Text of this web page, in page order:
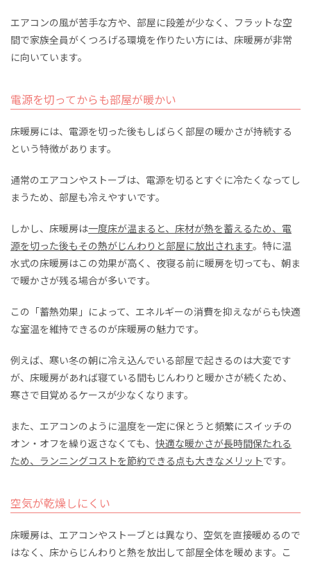
エアコンの風が苦手な方や、部屋に段差が少なく、フラットな空
間で家族全員がくつろげる環境を作りたい方には、床暖房が非常
に向いています。
電源を切ってからも部屋が暖かい
床暖房には、電源を切った後もしばらく部屋の暖かさが持続する
という特徴があります。
通常のエアコンやストーブは、電源を切るとすぐに冷たくなってし
まうため、部屋も冷えやすいです。
しかし、床暖房は一度床が温まると、床材が熱を蓄えるため、電
源を切った後もその熱がじんわりと部屋に放出されます。特に温
水式の床暖房はこの効果が高く、夜寝る前に暖房を切っても、朝ま
で暖かさが残る場合が多いです。
この「蓄熱効果」によって、エネルギーの消費を抑えながらも快適
な室温を維持できるのが床暖房の魅力です。
例えば、寒い冬の朝に冷え込んでいる部屋で起きるのは大変です
が、床暖房があれば寝ている間もじんわりと暖かさが続くため、
寒さで目覚めるケースが少なくなります。
また、エアコンのように温度を一定に保とうと頻繁にスイッチの
オン・オフを繰り返さなくても、 快適な暖かさが長時間保たれる
ため、ランニングコストを節約できる点も大きなメリットです。
空気が乾燥しにくい
床暖房は、エアコンやストーブとは異なり、空気を直接暖めるので
はなく、床からじんわりと熱を放出して部屋全体を暖めます。こ